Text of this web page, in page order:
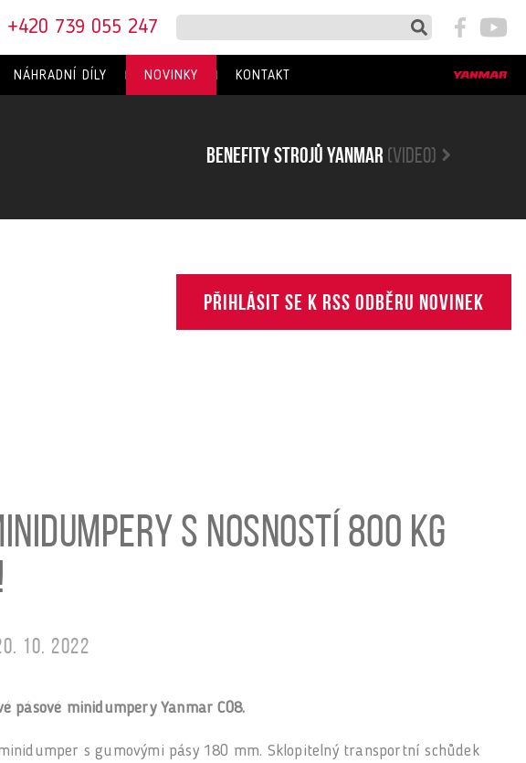
+420 739 055 247
NÁHRADNÍ DÍLY NOVINKY KONTAKT
Benefity strojů yanmar (video)
Přihlásit se k RSS odběru novinek
s nosností 800 kg
10. 2022
pásové minidumpery Yanmar C08.
s gumovými pásy 180 mm. Sklopitelný transportní schůdek